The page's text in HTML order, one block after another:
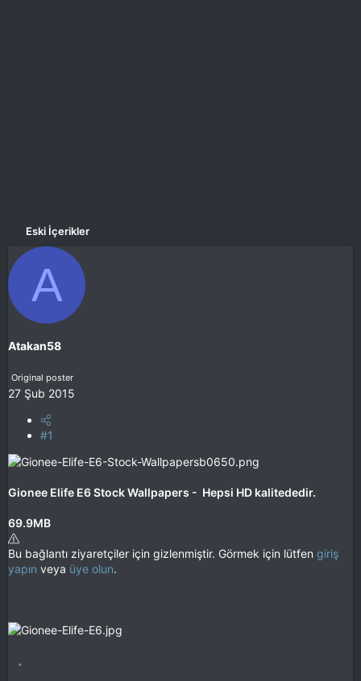
Eski İçerikler
A
Atakan58
Original poster
27 Şub 2015
#1
Gionee Elife E6 Stock Wallpapers - Hepsi HD kalitededir.
69.9MB
Bu bağlantı ziyaretçiler için gizlenmiştir. Görmek için lütfen giriş
yapın veya üye olun.